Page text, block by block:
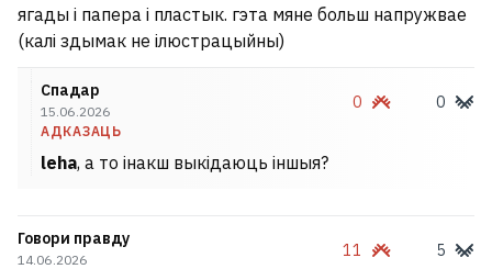
ягады і папера і пластык. гэта мяне больш напружвае
(калі здымак не ілюстрацыйны)
Спадар
15.06.2026
АДКАЗАЦЬ
0 0
leha, а то інакш выкідаюць іншыя?
Говори правду
14.06.2026
11 5